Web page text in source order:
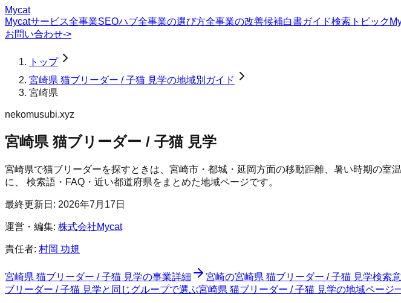
Mycat
Mycatサービス全事業SEOハブ全事業の選び方全事業の改善候補白書ガイド検索トピック
お問い合わせ->
トップ
宮崎県 猫ブリーダー / 子猫 見学の地域別ガイド
宮崎県
nekomusubi.xyz
宮崎県 猫ブリーダー / 子猫 見学
宮崎県で猫ブリーダーを探すときは、宮崎市・都城・延岡方面の移動距離、暑い時期の室
に、 検索語・FAQ・近い都道府県をまとめた地域ページです。
最終更新日: 2026年7月17日
運営・編集: 株式会社Mycat
責任者: 村岡 功規
宮崎県 猫ブリーダー / 子猫 見学の事業詳細 宮崎の宮崎県 猫ブリーダー / 子猫 見学検索
ブリーダー / 子猫 見学と同じグループで選ぶ宮崎県 猫ブリーダー / 子猫 見学の地域ページ